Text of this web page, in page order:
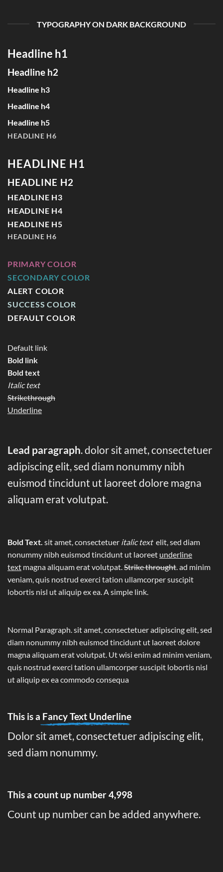
TYPOGRAPHY ON DARK BACKGROUND
Headline h1
Headline h2
Headline h3
Headline h4
Headline h5
HEADLINE H6
HEADLINE H1
HEADLINE H2
HEADLINE H3
HEADLINE H4
HEADLINE H5
HEADLINE H6
PRIMARY COLOR
SECONDARY COLOR
ALERT COLOR
SUCCESS COLOR
DEFAULT COLOR
Default link
Bold link
Bold text
Italic text
Strikethrough
Underline
Lead paragraph. dolor sit amet, consectetuer
adipiscing elit, sed diam nonummy nibh
euismod tincidunt ut laoreet dolore magna
aliquam erat volutpat.
Bold Text. sit amet, consectetuer italic text elit, sed diam
nonummy nibh euismod tincidunt ut laoreet underline
text magna aliquam erat volutpat. Strike throught . ad minim
veniam, quis nostrud exerci tation ullamcorper suscipit
lobortis nisl ut aliquip ex ea. A simple link.
Normal Paragraph. sit amet, consectetuer adipiscing elit, sed
diam nonummy nibh euismod tincidunt ut laoreet dolore
magna aliquam erat volutpat. Ut wisi enim ad minim veniam,
quis nostrud exerci tation ullamcorper suscipit lobortis nisl
ut aliquip ex ea commodo consequa
This is a Fancy Text Underline
Dolor sit amet, consectetuer adipiscing elit,
sed diam nonummy.
This a count up number5,000
Count up number can be added anywhere.